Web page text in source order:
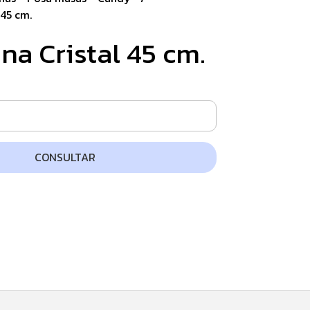
cm.
Cristal 45 cm.
CONSULTAR